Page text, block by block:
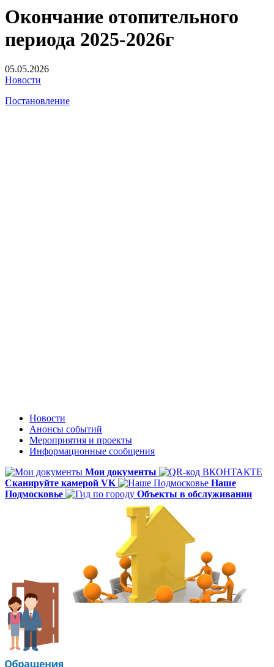
Окончание отопительного
периода 2025-2026г
05.05.2026
Новости
Постановление
Новости
Анонсы событий
Мероприятия и проекты
Информационные сообщения
Мои документы
Сканируйте камерой VK
Наше
Подмосковье
Объекты в обслуживании